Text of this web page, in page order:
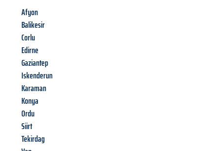
Afyon
Balikesir
Corlu
Edirne
Gaziantep
Iskenderun
Karaman
Konya
Ordu
Siirt
Tekirdag